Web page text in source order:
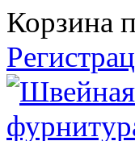
Корзина